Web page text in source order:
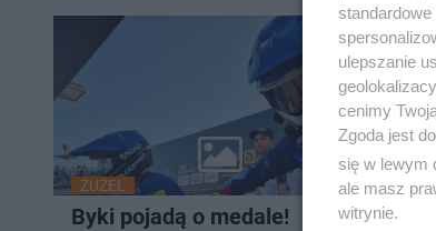
ŻUŻEL
Byki pojadą o medale!
ulepszanie
cenimy
Zgoda jest
się w lewym
ale masz
witrynie.